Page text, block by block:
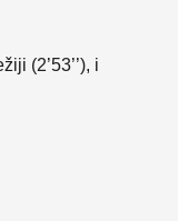
(2’53’’), i